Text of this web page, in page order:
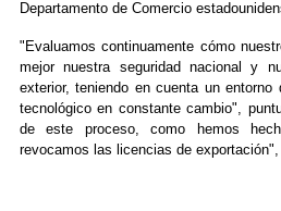
Departamento de Comercio
"Evaluamos continuamente cómo
mejor nuestra seguridad nacional y
exterior, teniendo en cuenta un
tecnológico en constante cambio",
de este proceso, como hemos
revocamos las licencias de exportación",